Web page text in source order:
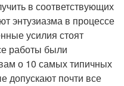
в соответствующих
энтузиазма в процессе
усилия стоят
работы были
о 10 самых типичных
допускают почти все